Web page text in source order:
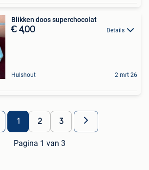
Blikken doos superchocolat
€ 4,00 Details
Hulshout 2 mrt 26
1 2 3
Pagina 1 van 3